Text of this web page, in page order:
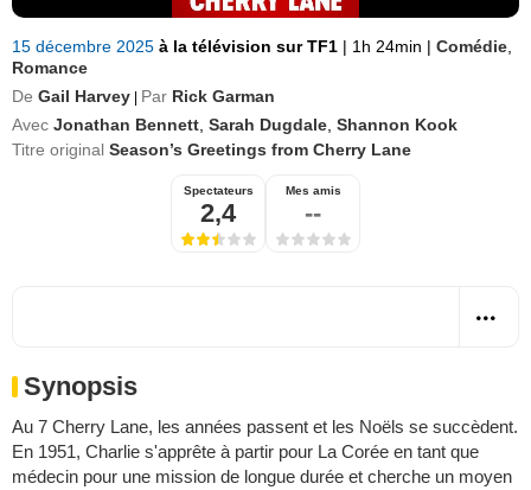
15 décembre 2025 à la télévision sur TF1 | 1h 24min | Comédie
Romance
De Gail Harvey Par Rick Garman
Avec Jonathan Bennett Sarah Dugdale Shannon Kook
Titre original Season’s Greetings from Cherry Lane
Spectateurs
2,4
Mes amis
--
Synopsis
Au 7 Cherry Lane, les années passent et les Noëls se succèdent.
En 1951, Charlie s'apprête à partir pour La Corée en tant que
médecin pour une mission de longue durée et cherche un moyen